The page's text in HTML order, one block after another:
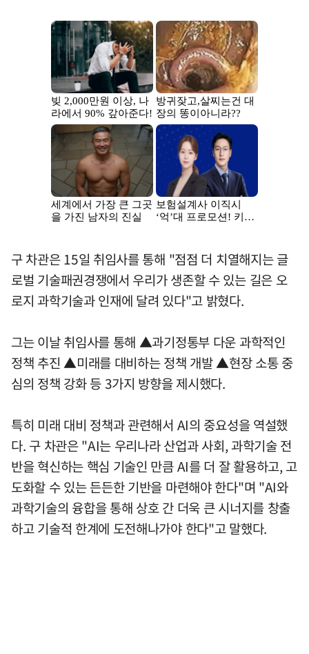
구 차관은 15일 취임사를 통해 "점점 더 치열해지는 글
로벌 기술패권경쟁에서 우리가 생존할 수 있는 길은 오
로지 과학기술과 인재에 달려 있다"고 밝혔다.
그는 이날 취임사를 통해 ▲과기정통부 다운 과학적인
정책 추진 ▲미래를 대비하는 정책 개발 ▲현장 소통 중
심의 정책 강화 등 3가지 방향을 제시했다.
특히 미래 대비 정책과 관련해서 AI의 중요성을 역설했
다. 구 차관은 "AI는 우리나라 산업과 사회, 과학기술 전
반을 혁신하는 핵심 기술인 만큼 AI를 더 잘 활용하고, 고
도화할 수 있는 든든한 기반을 마련해야 한다"며 "AI와
과학기술의 융합을 통해 상호 간 더욱 큰 시너지를 창출
하고 기술적 한계에 도전해나가야 한다"고 말했다.